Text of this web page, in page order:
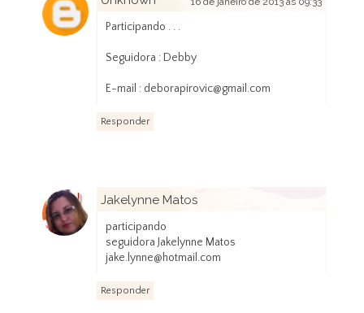
Participando . . .
Seguidora : Debby
E-mail : deborapirovic@gmail.com
Responder
Jakelynne Matos
participando
seguidora Jakelynne Matos
jake.lynne@hotmail.com
Responder